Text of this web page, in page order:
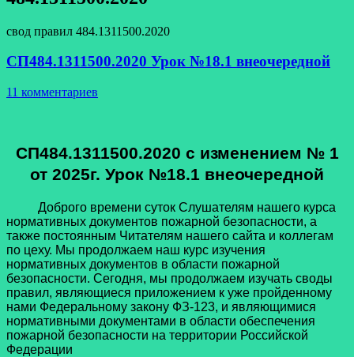
свод правил 484.1311500.2020
СП484.1311500.2020 Урок №18.1 внеочередной
11 комментариев
СП484.1311500.2020 с изменением № 1
от 2025г. Урок №18.1 внеочередной
Доброго времени суток Слушателям нашего курса
нормативных документов пожарной безопасности, а
также постоянным Читателям нашего сайта и коллегам
по цеху. Мы продолжаем наш курс изучения
нормативных документов в области пожарной
безопасности. Сегодня, мы продолжаем изучать своды
правил, являющиеся приложением к уже пройденному
нами Федеральному закону ФЗ-123, и являющимися
нормативными документами в области обеспечения
пожарной безопасности на территории Российской
Федерации